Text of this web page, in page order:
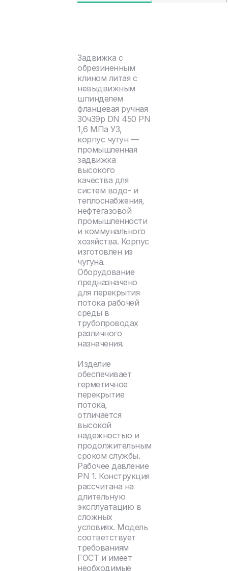
Задвижка с
обрезиненным
клином литая с
невыдвижным
шпинделем
фланцевая ручная
30ч39р DN 450 PN
1,6 МПа У3,
корпус чугун —
промышленная
задвижка
высокого
качества для
систем водо- и
теплоснабжения,
нефтегазовой
промышленности
и коммунального
хозяйства. Корпус
изготовлен из
чугуна.
Оборудование
предназначено
для перекрытия
потока рабочей
среды в
трубопроводах
различного
назначения.
Изделие
обеспечивает
герметичное
перекрытие
потока,
отличается
высокой
надежностью и
продолжительным
сроком службы.
Рабочее давление
PN 1. Конструкция
рассчитана на
длительную
эксплуатацию в
сложных
условиях. Модель
соответствует
требованиям
ГОСТ и имеет
необходимые